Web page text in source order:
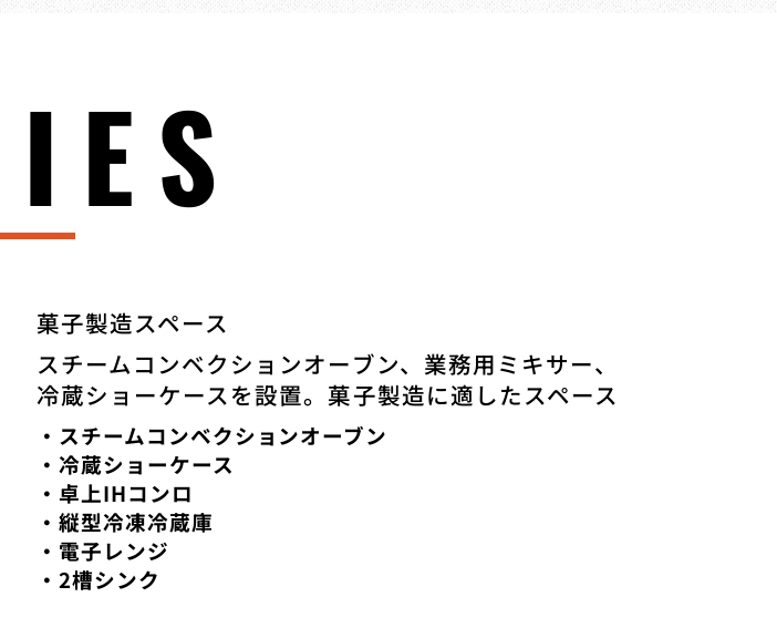
​菓子製造スペース
スチームコンベクションオーブン、業務用ミキサー、
冷蔵ショーケースを設置。菓子製造に適したスペース
・スチームコンベクションオーブン
・冷蔵ショーケース
・卓上IHコンロ
・縦型冷凍冷蔵庫
・電子レンジ
・​2槽シンク